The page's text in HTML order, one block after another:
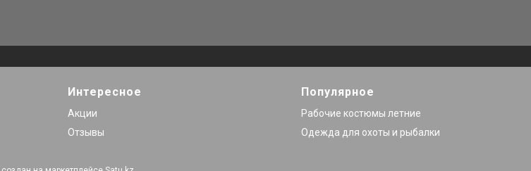
Интересное
Акции
Отзывы
Популярное
Рабочие костюмы летние
Одежда для охоты и рыбалки